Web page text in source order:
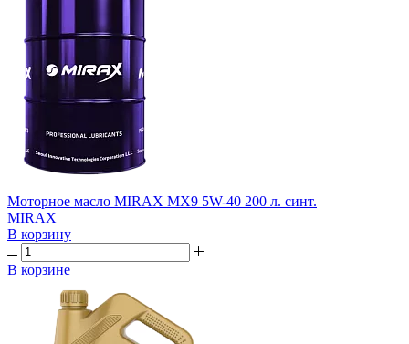
Моторное масло MIRAX MX9 5W-40 200 л. синт.
MIRAX
В корзину
В корзине